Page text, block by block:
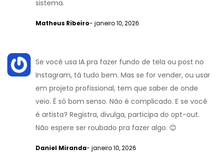
sistema.
Matheus Ribeiro- janeiro 10, 2026
Se você usa IA pra fazer fundo de tela ou post no
Instagram, tá tudo bem. Mas se for vender, ou usar
em projeto profissional, tem que saber de onde
veio. É só bom senso. Não é complicado. E se você
é artista? Registra, divulga, participa do opt-out.
Não espere ser roubado pra fazer algo. 😊
Daniel Miranda- janeiro 10, 2026